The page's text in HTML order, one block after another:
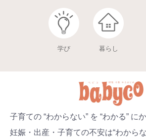
学び 暮らし
子育ての “わからない” を “わかる” にか
妊娠・出産・子育ての不安は“わから